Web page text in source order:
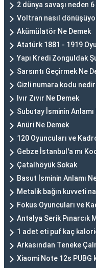
2 dünya savaşı neden
Voltran nasıl
Akümülatör Ne Demek
Atatürk 1881 - 1919
Yapı Kredi Zonguldak
Sarsıntı Geçirmek Ne
Gizli numara kodu
Ivır Zıvır Ne Demek
Subutay İsminin Anlamı
Anüri Ne Demek
120 Oyuncuları ve
Gebze İstanbul'a mı
Çatalhöyük Sokak
Basut İsminin Anlamı
Metalik bağın kuvveti
Fokus Oyuncuları ve
Antalya Serik Pınarcık
1 adet eti puf kaç
Arkasından Teneke
Xiaomi Note 12s PUBG